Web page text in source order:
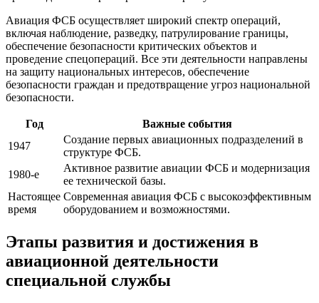
Авиация ФСБ осуществляет широкий спектр операций,
включая наблюдение, разведку, патрулирование границы,
обеспечение безопасности критических объектов и
проведение спецопераций. Все эти деятельности направлены
на защиту национальных интересов, обеспечение
безопасности граждан и предотвращение угроз национальной
безопасности.
Год
Важные события
1947
Создание первых авиационных подразделений в
структуре ФСБ.
1980-е
Активное развитие авиации ФСБ и модернизация
ее технической базы.
Настоящее
время
Современная авиация ФСБ с высокоэффективным
оборудованием и возможностями.
Этапы развития и достижения в
авиационной деятельности
специальной службы